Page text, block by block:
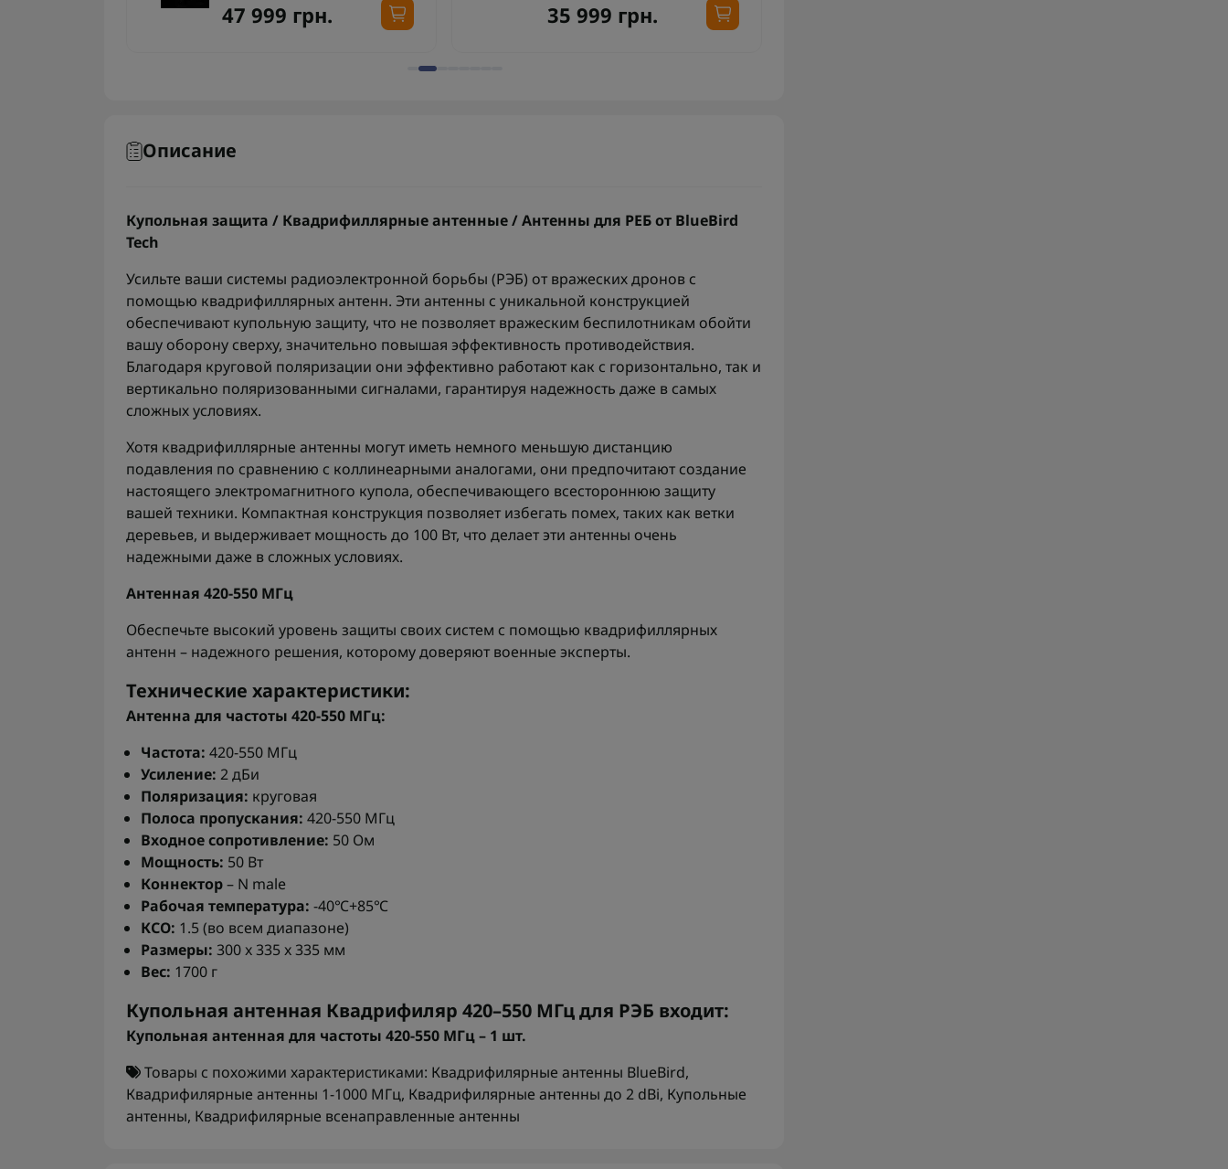
47 999 грн. 35 999 грн.
Описание
Купольная защита / Квадрифиллярные антенные / Антенны для РЕБ от BlueBird
Tech
Усильте ваши системы радиоэлектронной борьбы (РЭБ) от вражеских дронов с
помощью квадрифиллярных антенн. Эти антенны с уникальной конструкцией
обеспечивают купольную защиту, что не позволяет вражеским беспилотникам обойти
вашу оборону сверху, значительно повышая эффективность противодействия.
Благодаря круговой поляризации они эффективно работают как с горизонтально, так и
вертикально поляризованными сигналами, гарантируя надежность даже в самых
сложных условиях.
Хотя квадрифиллярные антенны могут иметь немного меньшую дистанцию
подавления по сравнению с коллинеарными аналогами, они предпочитают создание
настоящего электромагнитного купола, обеспечивающего всестороннюю защиту
вашей техники. Компактная конструкция позволяет избегать помех, таких как ветки
деревьев, и выдерживает мощность до 100 Вт, что делает эти антенны очень
надежными даже в сложных условиях.
Антенная 420-550 МГц
Обеспечьте высокий уровень защиты своих систем с помощью квадрифиллярных
антенн – надежного решения, которому доверяют военные эксперты.
Технические характеристики:
Антенна для частоты 420-550 МГц:
Частота: 420-550 МГц
Усиление: 2 дБи
Поляризация: круговая
Полоса пропускания: 420-550 МГц
Входное сопротивление: 50 Ом
Мощность: 50 Вт
Коннектор– N male
Рабочая температура: -40℃+85℃
КСО: 1.5 (во всем диапазоне)
Размеры: 300 x 335 x 335 мм
Вес: 1700 г
Купольная антенная Квадрифиляр 420–550 МГц для РЭБ входит:
Купольная антенная для частоты 420-550 МГц – 1 шт.
Товары с похожими характеристиками: Квадрифилярные антенны BlueBird,
Квадрифилярные антенны 1-1000 МГц, Квадрифилярные антенны до 2 dBi, Купольные
антенны, Квадрифилярные всенаправленные антенны